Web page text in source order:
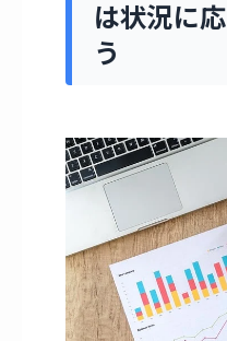
は状況に
う